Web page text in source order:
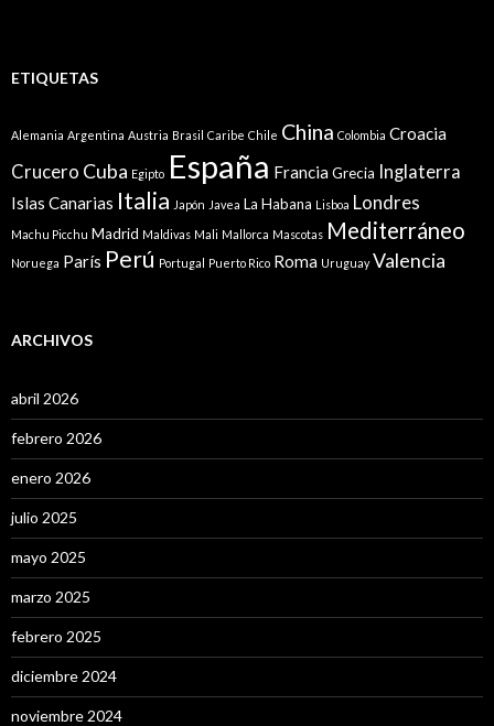
ETIQUETAS
Alemania Argentina Austria Brasil Caribe Chile China Colombia Croacia
Crucero Cuba Egipto España FranciaGrecia Inglaterra
Islas Canarias Italia Japón Javea La Habana Lisboa Londres
Machu Picchu Madrid Maldivas Mali Mallorca Mascotas Mediterráneo
Noruega París Perú Portugal Puerto Rico Roma Uruguay Valencia
ARCHIVOS
abril 2026
febrero 2026
enero 2026
julio 2025
mayo 2025
marzo 2025
febrero 2025
diciembre 2024
noviembre 2024